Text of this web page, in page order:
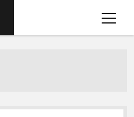
open